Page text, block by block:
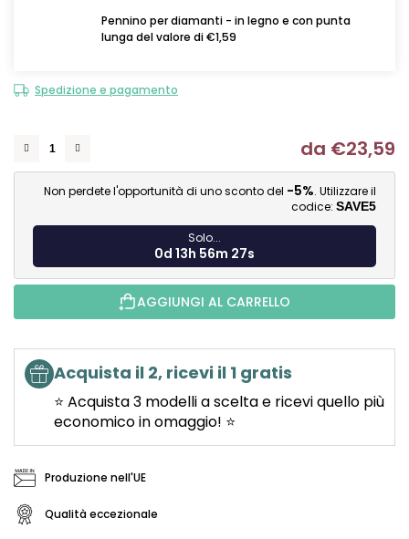
Pennino per diamanti - in legno e con punta
lunga del valore di €1,59
Spedizione e pagamento
da €23,59
Non perdete l'opportunità di uno sconto del -5%. Utilizzare il
codice: SAVE5
Solo...
0d 13h 56m 26s
AGGIUNGI AL CARRELLO
Acquista il 2, ricevi il 1 gratis
⭐ Acquista 3 modelli a scelta e ricevi quello più
economico in omaggio! ⭐
Produzione nell'UE
Qualità eccezionale